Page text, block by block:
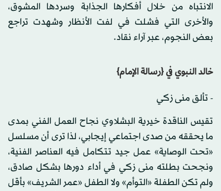
الانتباه من خلال أفكارها الجذابة وسردها المشوق،
والأخرى التي فشلت في لفت الأنظار وشهدت تراجع
بعض النجوم، عبر آراء نقاد.
خالد النبوي في {رسالة الإمام}
- تألق منى زكي
تقيس الناقدة خيرية البشلاوي نجاح العمل الفني بمدى
ما يحققه من صدى اجتماعي إيجابي، لذا ترى أن مسلسل
«تحت الوصاية» عمل جيد تتكامل فيه العناصر الفنية،
ونجحت بطلته منى زكي في أداء دورها بشكل صادق،
ولم تكن الطفلة «التوأم» ولا الطفل «عمر الشريف» بأقل